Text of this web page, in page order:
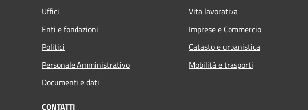
Uffici
Enti e fondazioni
Politici
Personale Amministrativo
Documenti e dati
Vita lavorativa
Imprese e Commercio
Catasto e urbanistica
Mobilità e trasporti
CONTATTI